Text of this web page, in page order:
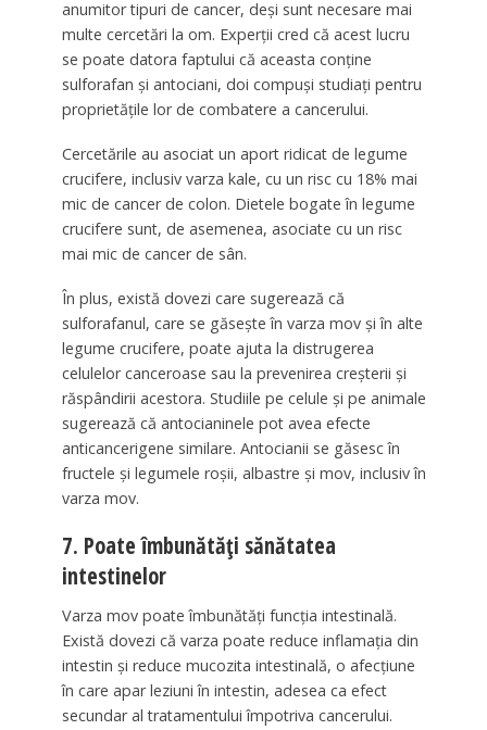
anumitor tipuri de cancer, deși sunt necesare mai
multe cercetări la om. Experții cred că acest lucru
se poate datora faptului că aceasta conține
sulforafan și antociani, doi compuși studiați pentru
proprietățile lor de combatere a cancerului.
Cercetările au asociat un aport ridicat de legume
crucifere, inclusiv varza kale, cu un risc cu 18% mai
mic de cancer de colon. Dietele bogate în legume
crucifere sunt, de asemenea, asociate cu un risc
mai mic de cancer de sân.
În plus, există dovezi care sugerează că
sulforafanul, care se găsește în varza mov și în alte
legume crucifere, poate ajuta la distrugerea
celulelor canceroase sau la prevenirea creșterii și
răspândirii acestora. Studiile pe celule și pe animale
sugerează că antocianinele pot avea efecte
anticancerigene similare. Antocianii se găsesc în
fructele și legumele roșii, albastre și mov, inclusiv în
varza mov.
7. Poate îmbunătăți sănătatea
intestinelor
Varza mov poate îmbunătăți funcția intestinală.
Există dovezi că varza poate reduce inflamația din
intestin și reduce mucozita intestinală, o afecțiune
în care apar leziuni în intestin, adesea ca efect
secundar al tratamentului împotriva cancerului.